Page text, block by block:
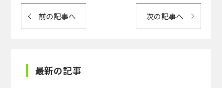
投
前の記事へ 次の記事へ
最新の記事